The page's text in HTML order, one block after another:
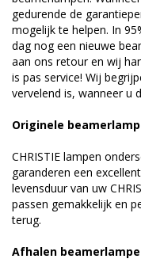
gedurende de
mogelijk te helpen. In
dag nog een nieuwe
aan ons retour en wij
is pas service! Wij
vervelend is, wanneer u
Originele
CHRISTIE lampen
garanderen een
levensduur van uw
passen gemakkelijk en
terug.
Afhalen